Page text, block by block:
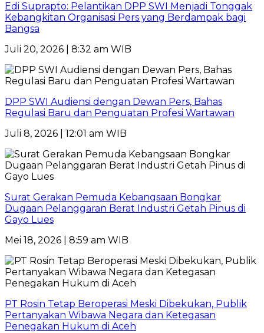
Edi Suprapto: Pelantikan DPP SWI Menjadi Tonggak
Kebangkitan Organisasi Pers yang Berdampak bagi
Bangsa
Juli 20, 2026 | 8:32 am WIB
DPP SWI Audiensi dengan Dewan Pers, Bahas
Regulasi Baru dan Penguatan Profesi Wartawan
Juli 8, 2026 | 12:01 am WIB
Surat Gerakan Pemuda Kebangsaan Bongkar
Dugaan Pelanggaran Berat Industri Getah Pinus di
Gayo Lues
Mei 18, 2026 | 8:59 am WIB
PT Rosin Tetap Beroperasi Meski Dibekukan, Publik
Pertanyakan Wibawa Negara dan Ketegasan
Penegakan Hukum di Aceh